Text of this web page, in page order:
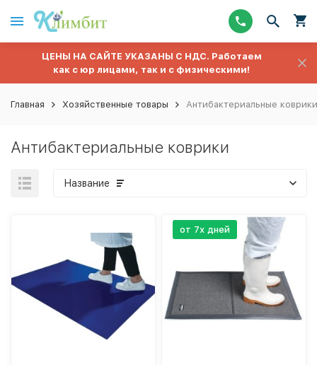
ЦЕНЫ НА САЙТЕ УКАЗАНЫ С НДС. Работаем
как с юр лицами, так и с физическими!
Главная Хозяйственные товары Антибактериальные коврики
Антибактериальные коврики
Название
от 7х дней